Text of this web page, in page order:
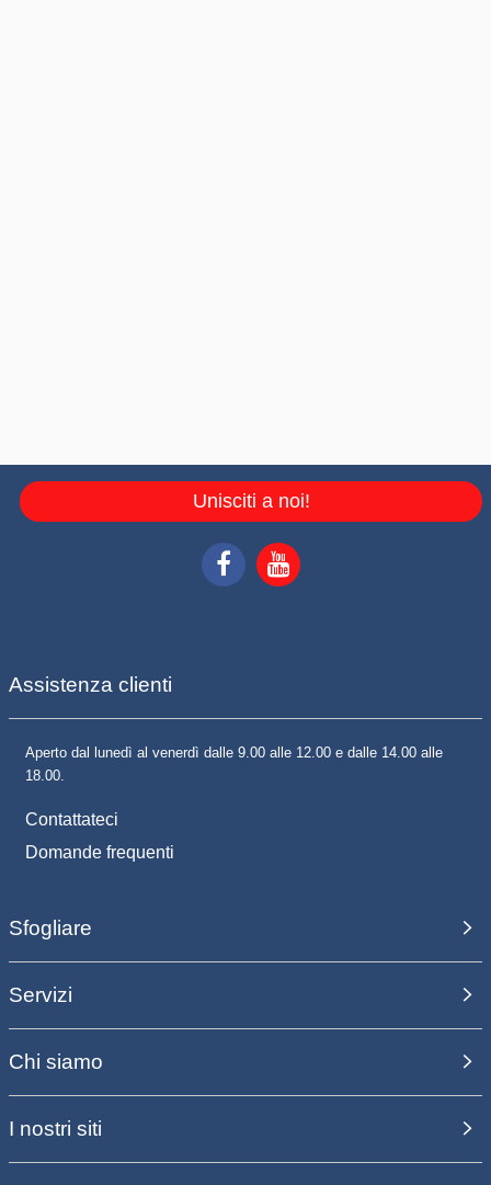
Unisciti a noi!
Assistenza clienti
Aperto dal lunedì al venerdì dalle 9.00 alle 12.00 e dalle 14.00 alle
18.00.
Contattateci
Domande frequenti
Sfogliare
Servizi
Chi siamo
I nostri siti